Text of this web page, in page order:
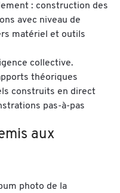
: construction des
avec niveau de
matériel et outils
collective.
théoriques
construits en direct
pas-à-pas
aux
photo de la